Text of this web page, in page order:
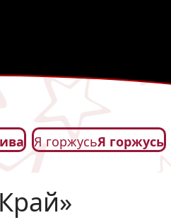
Я горжусьЯ горжусь